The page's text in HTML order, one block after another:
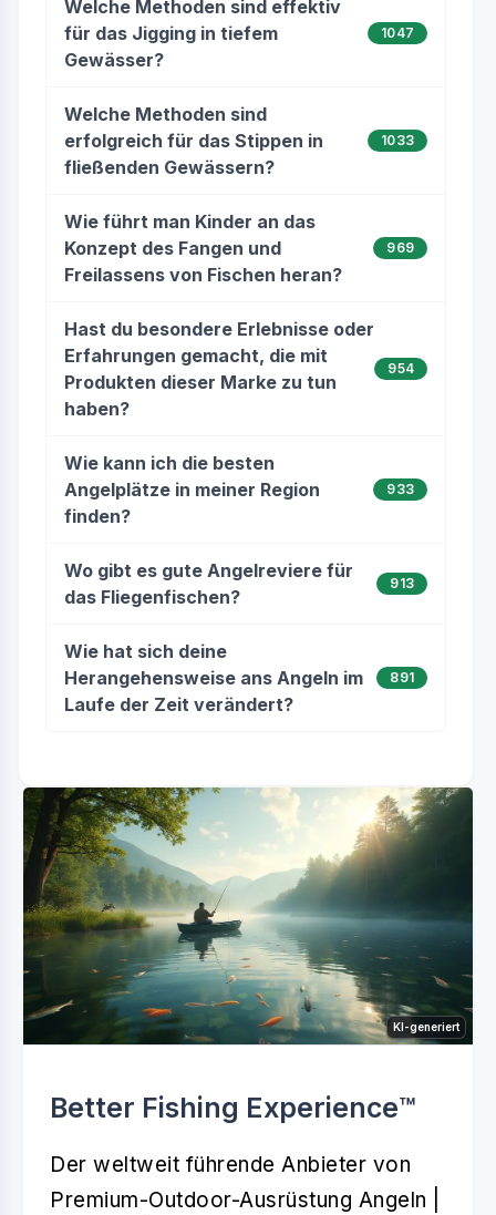
Welche Methoden sind effektiv
für das Jigging in tiefem
Gewässer?
1047
Welche Methoden sind
erfolgreich für das Stippen in
fließenden Gewässern?
1033
Wie führt man Kinder an das
Konzept des Fangen und
Freilassens von Fischen heran?
969
Hast du besondere Erlebnisse oder
Erfahrungen gemacht, die mit
Produkten dieser Marke zu tun
haben?
954
Wie kann ich die besten
Angelplätze in meiner Region
finden?
933
Wo gibt es gute Angelreviere für
das Fliegenfischen?
913
Wie hat sich deine
Herangehensweise ans Angeln im
Laufe der Zeit verändert?
891
KI-generiert
Better Fishing Experience™️
Der weltweit führende Anbieter von
Premium-Outdoor-Ausrüstung Angeln |